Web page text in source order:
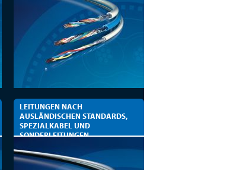
LEITUNGEN NACH
AUSLÄNDISCHEN STANDARDS,
SPEZIALKABEL UND
SONDERLEITUNGEN